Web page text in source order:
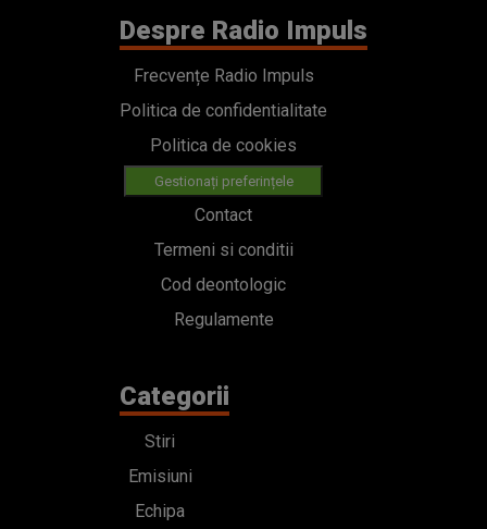
Despre Radio Impuls
Frecvențe Radio Impuls
Politica de confidentialitate
Politica de cookies
Gestionați preferințele
Contact
Termeni si conditii
Cod deontologic
Regulamente
Categorii
Stiri
Emisiuni
Echipa